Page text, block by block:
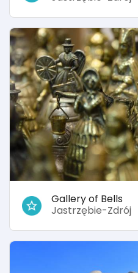
Gallery of Bells
Jastrzębie-Zdrój